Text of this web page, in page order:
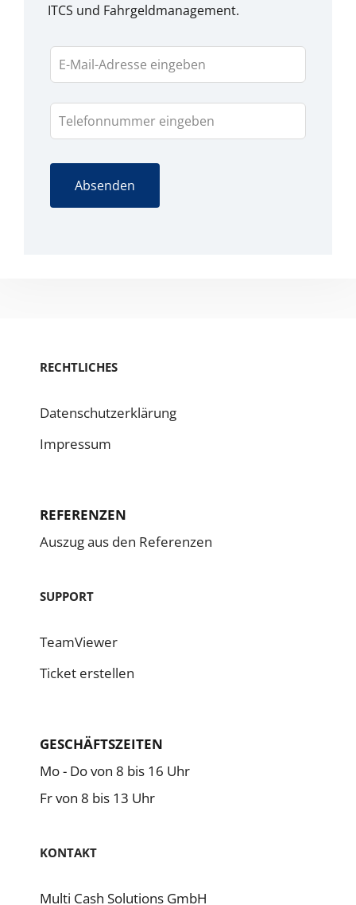
ITCS und Fahrgeld­man­age­ment.
Lass
dieses
Feld
leer
Absenden
RECHTLICHES
Datenschutzerklärung
Impressum
REFERENZEN
Auszug aus den Referenzen
SUPPORT
TeamViewer
Ticket erstellen
GESCHÄFTSZEITEN
Mo - Do von 8 bis 16 Uhr
Fr von 8 bis 13 Uhr
KONTAKT
Mul­ti Cash Solu­tions GmbH